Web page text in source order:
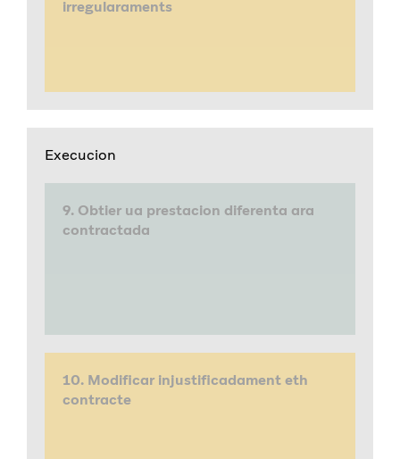
irregularaments
Execucion
9. Obtier ua prestacion diferenta ara
contractada
10. Modificar injustificadament eth
contracte